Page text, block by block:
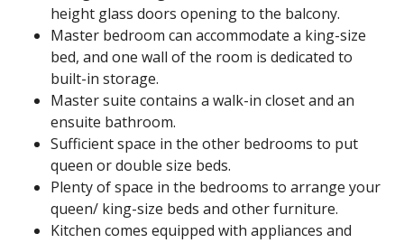
height glass doors opening to the balcony.
Master bedroom can accommodate a king-size
bed, and one wall of the room is dedicated to
built-in storage.
Master suite contains a walk-in closet and an
ensuite bathroom.
Sufficient space in the other bedrooms to put
queen or double size beds.
Plenty of space in the bedrooms to arrange your
queen/ king-size beds and other furniture.
Kitchen comes equipped with appliances and